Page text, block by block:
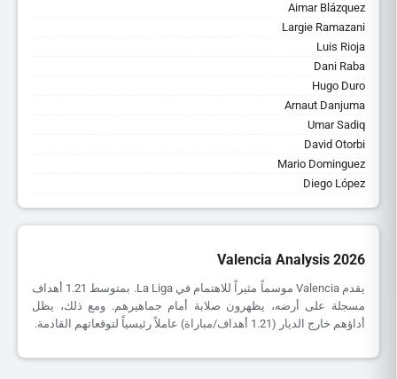
Aimar Blázquez
Largie Ramazani
Luis Rioja
Dani Raba
Hugo Duro
Arnaut Danjuma
Umar Sadiq
David Otorbi
Mario Dominguez
Diego López
Valencia Analysis 2026
يقدم Valencia موسماً مثيراً للاهتمام في La Liga. بمتوسط 1.21 أهداف
مسجلة على أرضه، يظهرون صلابة أمام جماهيرهم. ومع ذلك، يظل
أداؤهم خارج الديار (1.21 أهداف/مباراة) عاملاً رئيسياً لتوقعاتهم القادمة.